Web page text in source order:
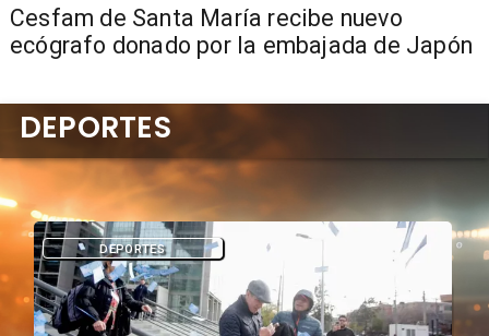
Cesfam de Santa María recibe nuevo
ecógrafo donado por la embajada de Japón
DEPORTES
DEPORTES